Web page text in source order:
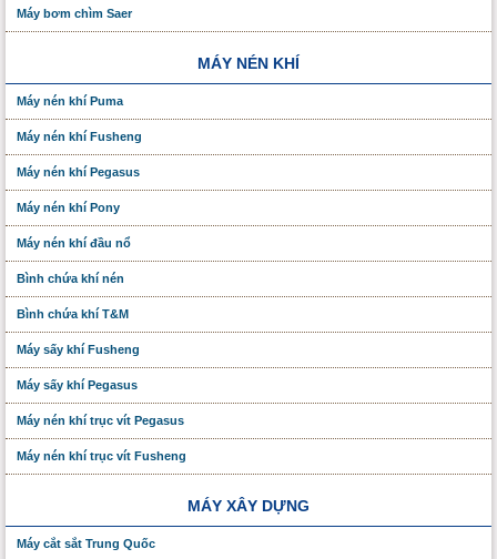
Máy bơm chìm Saer
MÁY NÉN KHÍ
Máy nén khí Puma
Máy nén khí Fusheng
Máy nén khí Pegasus
Máy nén khí Pony
Máy nén khí đầu nổ
Bình chứa khí nén
Bình chứa khí T&M
Máy sấy khí Fusheng
Máy sấy khí Pegasus
Máy nén khí trục vít Pegasus
Máy nén khí trục vít Fusheng
MÁY XÂY DỰNG
Máy cắt sắt Trung Quốc